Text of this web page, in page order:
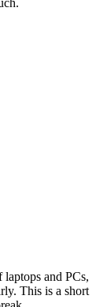
and PCs,
This is a short